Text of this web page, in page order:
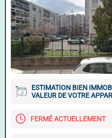
ESTIMATION BIEN
VALEUR DE VOTRE
FERMÉ ACTUELLEMENT